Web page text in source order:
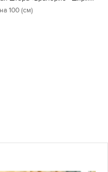
100 (см)